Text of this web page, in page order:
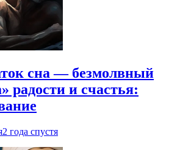
сна — безмолвный
радости и счастья:
2 года спустя